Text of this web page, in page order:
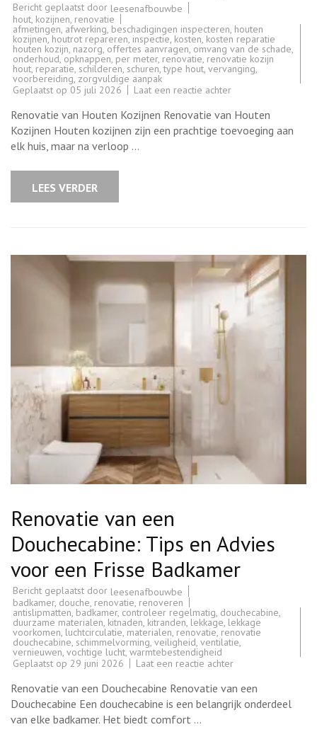
Bericht geplaatst door leesenafbouwbe
hout, kozijnen, renovatie
afmetingen, afwerking, beschadigingen inspecteren, houten
kozijnen, houtrot repareren, inspectie, kosten, kosten reparatie
houten kozijn, nazorg, offertes aanvragen, omvang van de schade,
onderhoud,opknappen, per meter, renovatie, renovatie kozijn
hout, reparatie, schilderen, schuren,type hout, vervanging,
voorbereiding, zorgvuldige aanpak
Geplaatst op 05 juli 2026 Laat een reactie achterop
van
Houten
Kozijnen:
Tips
Renovatie van Houten Kozijnen Renovatie van Houten
Kozijnen Houten kozijnen zijn een prachtige toevoeging aan
elk huis, maar na verloop …
LEES VERDER
Renovatie van een
Douchecabine: Tips en Advies
voor een Frisse Badkamer
Bericht geplaatst door leesenafbouwbe
badkamer, douche, renovatie, renoveren
antislipmatten, badkamer, controleer regelmatig, douchecabine,
duurzame materialen, kitnaden, kitranden, lekkage, lekkage
voorkomen, luchtcirculatie, materialen, renovatie, renovatie
douchecabine, schimmelvorming, veiligheid, ventilatie,
vernieuwen, vochtige lucht, warmtebestendigheid
Geplaatst op 29 juni 2026 Laat een reactie achterop
een
Douchecabine:
Tips
Renovatie van een Douchecabine Renovatie van een
Douchecabine Een douchecabine is een belangrijk onderdeel
van elke badkamer. Het biedt comfort …